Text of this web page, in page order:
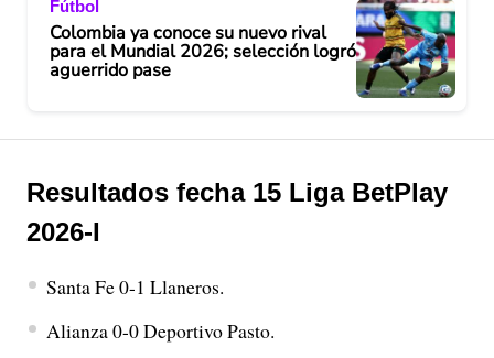
Fútbol
Colombia ya conoce su nuevo rival
para el Mundial 2026; selección logró
aguerrido pase
Resultados fecha 15 Liga BetPlay
2026-I
Santa Fe 0-1 Llaneros.
Alianza 0-0 Deportivo Pasto.